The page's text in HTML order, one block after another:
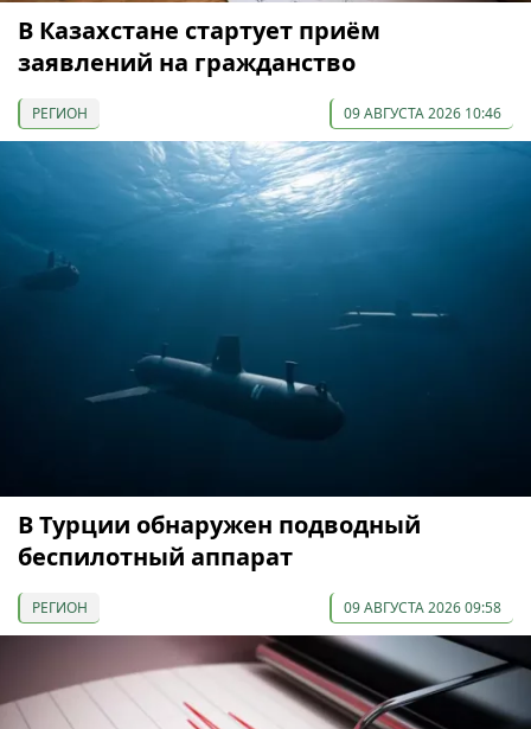
В Казахстане стартует приём
заявлений на гражданство
РЕГИОН 09 АВГУСТА 2026 10:46
В Турции обнаружен подводный
беспилотный аппарат
РЕГИОН 09 АВГУСТА 2026 09:58